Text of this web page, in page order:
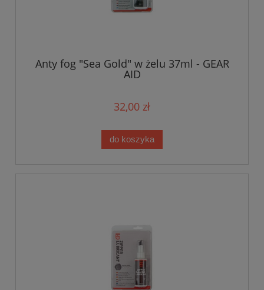
Anty fog "Sea Gold" w żelu 37ml - GEAR
AID
32,00 zł
do koszyka